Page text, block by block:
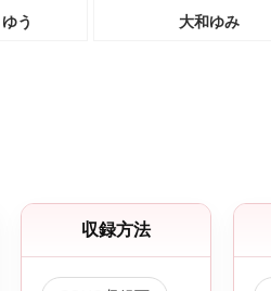
う 大和ゆみ
収録方法